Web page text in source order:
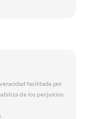
facilitada por
de los perjuicios